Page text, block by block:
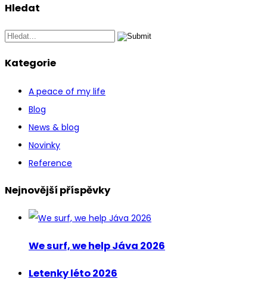
Hledat
Kategorie
A peace of my life
Blog
News & blog
Novinky
Reference
Nejnovější příspěvky
We surf, we help Jáva 2026
Letenky léto 2026